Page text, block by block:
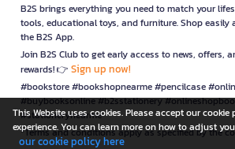
B2S brings everything you need to match your
tools, educational toys, and furniture. Shop easily
the B2S App.
Join B2S Club to get early access to news, offers,
rewards! 👉 Sign up now!
#bookstore #bookshopnearme #pencilcase
#buybooksonline #b2sstationery
#stationerynearme
*Terms and conditions apply as specified by the
This Website uses cookies. Please accept our
experience. You can learn more on how to adjust
our cookie policy here